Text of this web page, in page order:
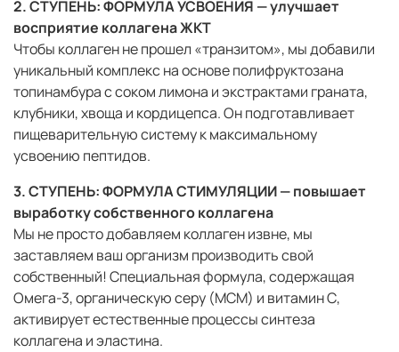
2. СТУПЕНЬ: ФОРМУЛА УСВОЕНИЯ — улучшает
восприятие коллагена ЖКТ
Чтобы коллаген не прошел «транзитом», мы добавили
уникальный комплекс на основе полифруктозана
топинамбура с соком лимона и экстрактами граната,
клубники, хвоща и кордицепса. Он подготавливает
пищеварительную систему к максимальному
усвоению пептидов.
3. СТУПЕНЬ: ФОРМУЛА СТИМУЛЯЦИИ — повышает
выработку собственного коллагена
Мы не просто добавляем коллаген извне, мы
заставляем ваш организм производить свой
собственный! Специальная формула, содержащая
Омега-3, органическую серу (МСМ) и витамин С,
активирует естественные процессы синтеза
коллагена и эластина.